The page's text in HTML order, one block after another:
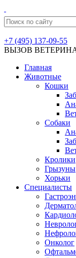
+7 (495) 137-09-55
ВЫЗОВ
Главная
Животные
Кошки
Собаки
Кролики
Грызуны
Хорьки
Специалисты
Онколог